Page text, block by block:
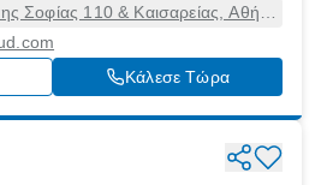
Σοφίας 110 & Καισαρείας, Αθήνα
Αττική, 11527
Κάλεσε Τώρα